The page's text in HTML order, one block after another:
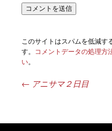
このサイトはスパムを低減す
す。
コメントデータの処理方
い。
投稿ナビゲーション
← アニサマ２日目